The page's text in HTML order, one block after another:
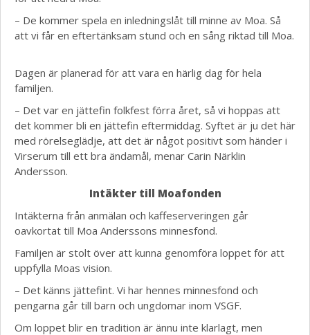
– De kommer spela en inledningslåt till minne av Moa. Så
att vi får en eftertänksam stund och en sång riktad till Moa.
Dagen är planerad för att vara en härlig dag för hela
familjen.
– Det var en jättefin folkfest förra året, så vi hoppas att
det kommer bli en jättefin eftermiddag. Syftet är ju det här
med rörelseglädje, att det är något positivt som händer i
Virserum till ett bra ändamål, menar Carin Närklin
Andersson.
Intäkter till Moafonden
Intäkterna från anmälan och kaffeserveringen går
oavkortat till Moa Anderssons minnesfond.
Familjen är stolt över att kunna genomföra loppet för att
uppfylla Moas vision.
– Det känns jättefint. Vi har hennes minnesfond och
pengarna går till barn och ungdomar inom VSGF.
Om loppet blir en tradition är ännu inte klarlagt, men